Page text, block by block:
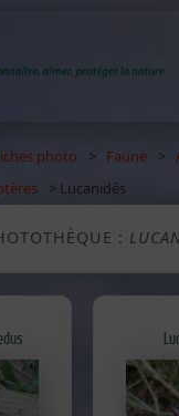
photo > Faune >
> Lucanidés
: